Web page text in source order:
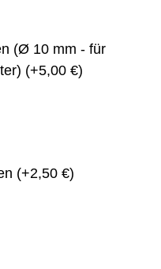
(Ø 10 mm - für
(+5,00 €)
(+2,50 €)